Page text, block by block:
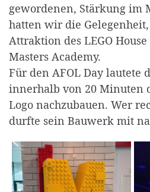
gewordenen, Stärkung im
hatten wir die
Attraktion des LEGO
Masters Academy.
Für den AFOL Day lautete
innerhalb von 20 Minuten
Logo nachzubauen. Wer
durfte sein Bauwerk mit